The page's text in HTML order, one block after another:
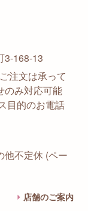
3-168-13
注文は承って
のみ対応可能
目的のお電話
他不定休 (ペー
店舗のご案内